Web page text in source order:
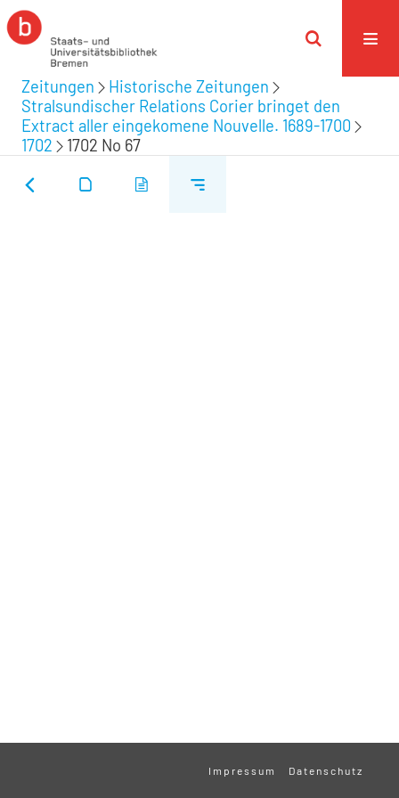
Zeitungen
Historische Zeitungen
Stralsundischer Relations Corier bringet den
Extract aller eingekomene Nouvelle. 1689-1700
1702
1702 No 67
Impressum Datenschutz